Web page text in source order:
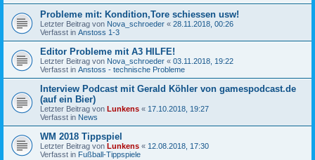
Probleme mit: Kondition,Tore schiessen usw!
Letzter Beitrag von Nova_schroeder « 28.11.2018, 00:26
Verfasst in Anstoss 1-3
Editor Probleme mit A3 HILFE!
Letzter Beitrag von Nova_schroeder « 03.11.2018, 19:22
Verfasst in Anstoss - technische Probleme
Interview Podcast mit Gerald Köhler von gamespodcast.de
(auf ein Bier)
Letzter Beitrag von Lunkens « 17.10.2018, 19:27
Verfasst in News
WM 2018 Tippspiel
Letzter Beitrag von Lunkens « 12.08.2018, 17:30
Verfasst in Fußball-Tippspiele